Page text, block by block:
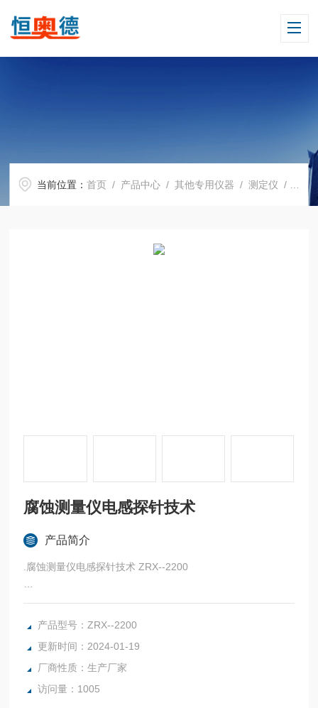
当前位置：首页 / 产品中心 /其他专用仪器 /测定仪 / ZRX--2200腐蚀测量仪电感探针技术
腐蚀测量仪电感探针技术
产品简介
.腐蚀测量仪电感探针技术 ZRX--2200
ZRX--2200测量仪是应用电感探针技术测量定制的挂片厚度，
从而分析计算挂片
的腐蚀率。zrx-2200能够连续实时测量挂片的腐蚀厚度，测量
间隔最小30秒，通过实时监测挂片的腐蚀厚度，可以快速计算
出挂片的腐蚀率。
产品型号：ZRX--2200
更新时间：2024-01-19
厂商性质：生产厂家
访问量：1005